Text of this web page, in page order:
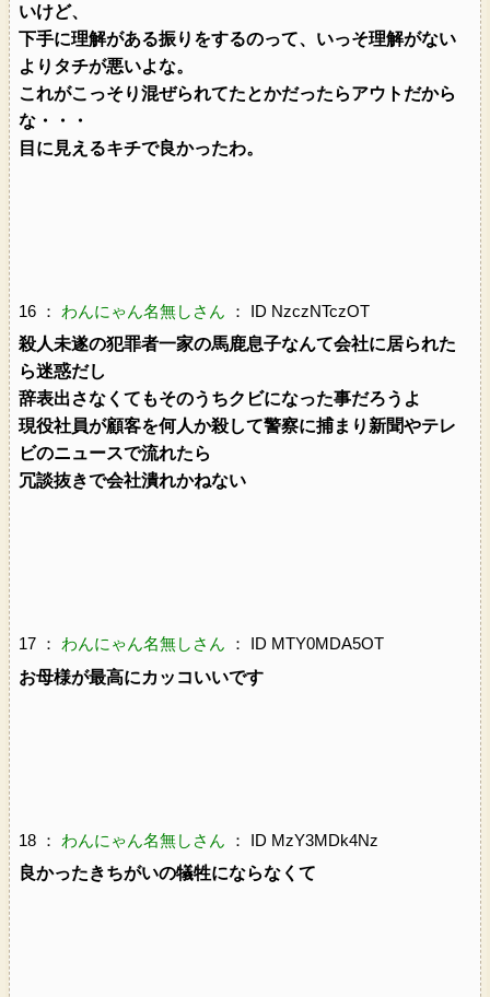
いけど、
下手に理解がある振りをするのって、いっそ理解がない
よりタチが悪いよな。
これがこっそり混ぜられてたとかだったらアウトだから
な・・・
目に見えるキチで良かったわ。
16 ： わんにゃん名無しさん ： ID NzczNTczOT
殺人未遂の犯罪者一家の馬鹿息子なんて会社に居られた
ら迷惑だし
辞表出さなくてもそのうちクビになった事だろうよ
現役社員が顧客を何人か殺して警察に捕まり新聞やテレ
ビのニュースで流れたら
冗談抜きで会社潰れかねない
17 ： わんにゃん名無しさん ： ID MTY0MDA5OT
お母様が最高にカッコいいです
18 ： わんにゃん名無しさん ： ID MzY3MDk4Nz
良かったきちがいの犠牲にならなくて